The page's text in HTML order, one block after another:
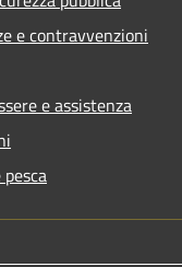
e contravvenzioni
e assistenza